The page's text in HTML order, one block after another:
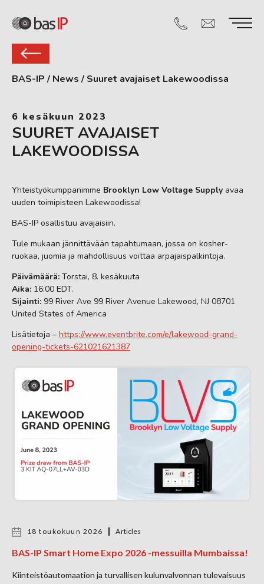
BAS-IP / News / Suuret avajaiset Lakewoodissa
6 kesäkuun 2023
SUURET AVAJAISET
LAKEWOODISSA
Yhteistyökumppanimme Brooklyn Low Voltage Supply avaa
uuden toimipisteen Lakewoodissa!
BAS-IP osallistuu avajaisiin.
Tule mukaan jännittävään tapahtumaan, jossa on kosher-
ruokaa, juomia ja mahdollisuus voittaa arpajaispalkintoja.
Päivämäärä: Torstai, 8. kesäkuuta
Aika: 16:00 EDT.
Sijainti: 99 River Ave 99 River Avenue Lakewood, NJ 08701
United States of America
Lisätietoja – https://www.eventbrite.com/e/lakewood-grand-
opening-tickets-621021621387
18 toukokuun 2026 Articles
BAS-IP Smart Home Expo 2026 -messuilla Mumbaissa!
Kiinteistöautomaation ja turvallisen kulunvalvonnan tulevaisuus